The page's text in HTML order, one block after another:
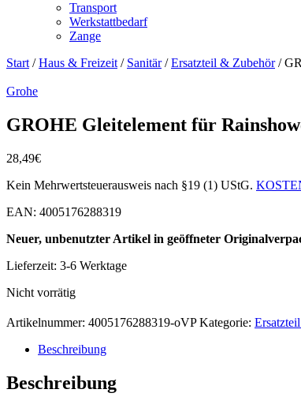
Transport
Werkstattbedarf
Zange
Start /Haus & Freizeit / Sanitär/Ersatzteil & Zubehör/
Grohe
GROHE Gleitelement für
28,49€
Kein Mehrwertsteuerausweis nach §19 (1) UStG.
EAN: 4005176288319
Neuer, unbenutzter Artikel in geöffneter
Lieferzeit: 3-6 Werktage
Nicht vorrätig
Artikelnummer: 4005176288319-oVP Kategorie:
Beschreibung
Beschreibung